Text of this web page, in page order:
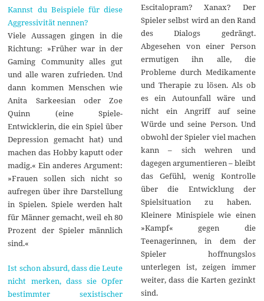
Kannst du Beispiele für diese
Aggressivität nennen?
Viele Aussagen gingen in die
Richtung: »Früher war in der
Gaming Community alles gut
und alle waren zufrieden. Und
dann kommen Menschen wie
Anita Sarkeesian oder Zoe
Quinn (eine Spiele-
Entwicklerin, die ein Spiel über
Depression gemacht hat) und
machen das Hobby kaputt oder
madig.« Ein anderes Argument:
»Frauen sollen sich nicht so
aufregen über ihre Darstellung
in Spielen. Spiele werden halt
für Männer gemacht, weil eh 80
Prozent der Spieler männlich
sind.«
Ist schon absurd, dass die Leute
nicht merken, dass sie Opfer
bestimmter sexistischer
Escitalopram? Xanax? Der
Spieler selbst wird an den Rand
des Dialogs gedrängt.
Abgesehen von einer Person
ermutigen ihn alle, die
Probleme durch Medikamente
und Therapie zu lösen. Als ob
es ein Autounfall wäre und
nicht ein Angriff auf seine
Würde und seine Person. Und
obwohl der Spieler viel machen
kann – sich wehren und
dagegen argumentieren – bleibt
das Gefühl, wenig Kontrolle
über die Entwicklung der
Spielsituation zu haben.
Kleinere Minispiele wie einen
»Kampf« gegen die
Teenagerinnen, in dem der
Spieler hoffnungslos
unterlegen ist, zeigen immer
weiter, dass die Karten gezinkt
sind.